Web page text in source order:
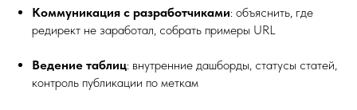
Коммуникация с разработчиками: объяснить, где
редирект не заработал, собрать примеры URL
Ведение таблиц: внутренние дашборды, статусы статей,
контроль публикации по меткам